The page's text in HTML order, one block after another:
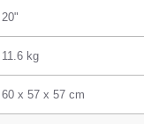
20"
11.6 kg
60 x 57 x 57 cm